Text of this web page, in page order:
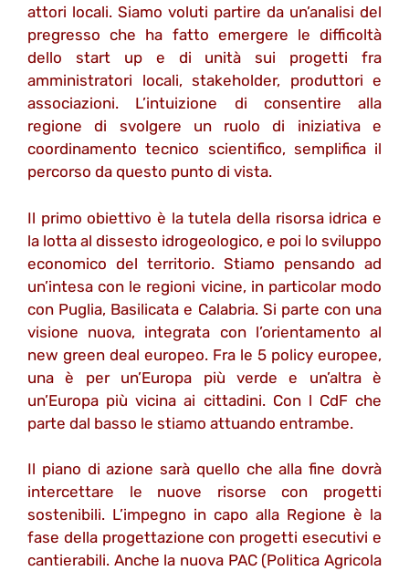
attori locali. Siamo voluti partire da un’analisi del
pregresso che ha fatto emergere le difficoltà
dello start up e di unità sui progetti fra
amministratori locali, stakeholder, produttori e
associazioni. L’intuizione di consentire alla
regione di svolgere un ruolo di iniziativa e
coordinamento tecnico scientifico, semplifica il
percorso da questo punto di vista.
Il primo obiettivo è la tutela della risorsa idrica e
la lotta al dissesto idrogeologico, e poi lo sviluppo
economico del territorio. Stiamo pensando ad
un’intesa con le regioni vicine, in particolar modo
con Puglia, Basilicata e Calabria. Si parte con una
visione nuova, integrata con l’orientamento al
new green deal europeo. Fra le 5 policy europee,
una è per un’Europa più verde e un’altra è
un’Europa più vicina ai cittadini. Con l CdF che
parte dal basso le stiamo attuando entrambe.
Il piano di azione sarà quello che alla fine dovrà
intercettare le nuove risorse con progetti
sostenibili. L’impegno in capo alla Regione è la
fase della progettazione con progetti esecutivi e
cantierabili. Anche la nuova PAC (Politica Agricola